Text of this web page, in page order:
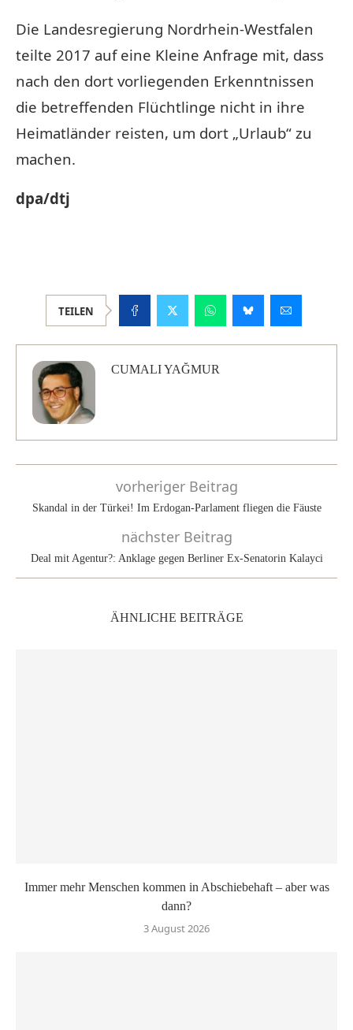
Die Landesregierung Nordrhein-Westfalen
teilte 2017 auf eine Kleine Anfrage mit, dass
nach den dort vorliegenden Erkenntnissen
die betreffenden Flüchtlinge nicht in ihre
Heimatländer reisten, um dort „Urlaub“ zu
machen.
dpa/dtj
TEILEN
CUMALI YAĞMUR
vorheriger Beitrag
Skandal in der Türkei! Im Erdogan-Parlament fliegen die Fäuste
nächster Beitrag
Deal mit Agentur?: Anklage gegen Berliner Ex-Senatorin Kalayci
ÄHNLICHE BEITRÄGE
Immer mehr Menschen kommen in Abschiebehaft – aber was
dann?
3 August 2026